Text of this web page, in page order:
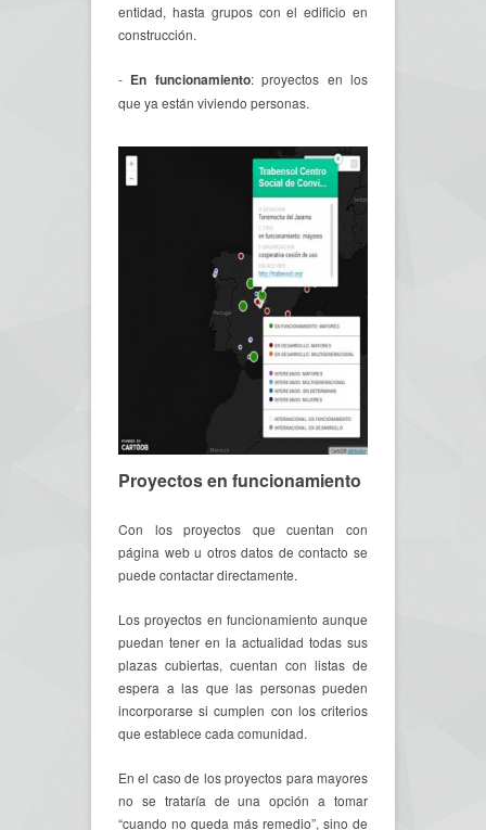
entidad, hasta grupos con el edificio en
construcción.
- En funcionamiento: proyectos en los
que ya están viviendo personas.
Proyectos en funcionamiento
Con los proyectos que cuentan con
página web u otros datos de contacto se
puede contactar directamente.
Los proyectos en funcionamiento aunque
puedan tener en la actualidad todas sus
plazas cubiertas, cuentan con listas de
espera a las que las personas pueden
incorporarse si cumplen con los criterios
que establece cada comunidad.
En el caso de los proyectos para mayores
no se trataría de una opción a tomar
“cuando no queda más remedio”, sino de